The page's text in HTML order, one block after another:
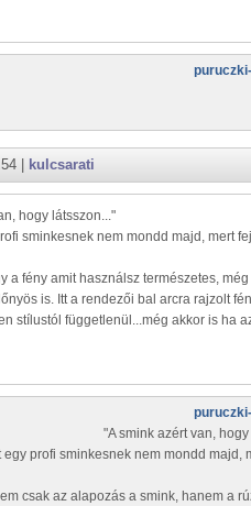
| kulcsarati
hogy látsszon..."
sminkesnek nem mondd majd, mert
a fény amit használsz természetes,
is. Itt a rendezői bal arcra rajzolt
stílustól függetlenül...még akkor is ha
"A smink azért van,
egy profi sminkesnek nem mondd majd,
csak az alapozás a smink, hanem a